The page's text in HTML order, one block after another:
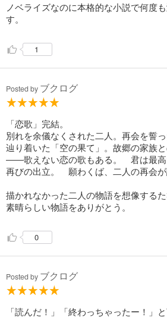
ノベライズなのに本格的な小説で何度
す。
1
Posted by ブクログ
「恋歌」完結。
別れを余儀なくされた二人。再会を誓っ
辿り着いた「空の果て」。故郷の家族と
――歌えない恋の歌もある。 君は最高
再びの出立。 願わくば、二人の再会が
描かれなかった二人の物語を想像するた
素晴らしい物語をありがとう。
0
Posted by ブクログ
「読んだ！」「終わっちゃったー！」